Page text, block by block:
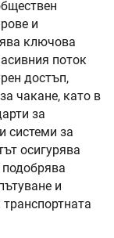
и
ключова
поток
достъп,
чакане, като в
за
системи за
осигурява
и